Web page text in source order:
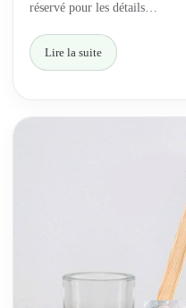
réservé pour les détails…
Lire la suite